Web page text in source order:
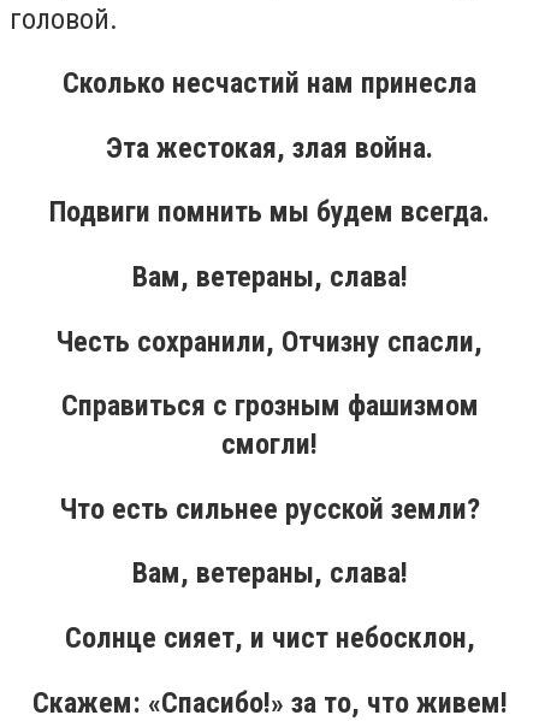
головой.
Сколько несчастий нам принесла
Эта жестокая, злая война.
Подвиги помнить мы будем всегда.
Вам, ветераны, слава!
Честь сохранили, Отчизну спасли,
Справиться с грозным фашизмом
смогли!
Что есть сильнее русской земли?
Вам, ветераны, слава!
Солнце сияет, и чист небосклон,
Скажем: «Спасибо!» за то, что живем!